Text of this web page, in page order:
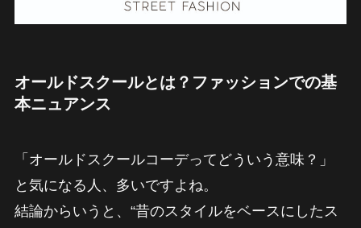
オールドスクールとは？ファッションでの基
本ニュアンス
「オールドスクールコーデってどういう意味？」
と気になる人、多いですよね。
結論からいうと、“昔のスタイルをベースにしたス